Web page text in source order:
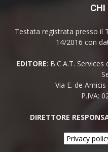
CHI
Testata registrata presso il
14/2016 con
EDITORE: B.C.A.T.
Via E. de
P.IVA:
DIRETTORE
Privacy